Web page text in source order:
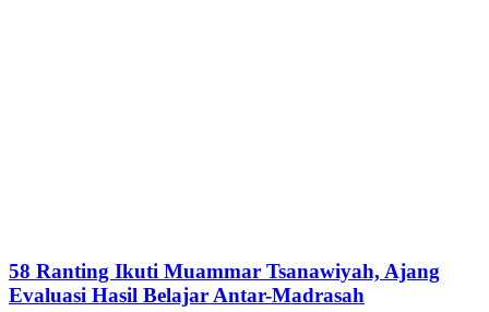
58 Ranting Ikuti Muammar Tsanawiyah, Ajang
Evaluasi Hasil Belajar Antar-Madrasah